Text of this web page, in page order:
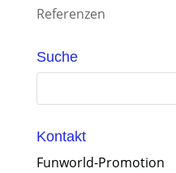
Referenzen
Suche
Kontakt
Funworld-Promotion